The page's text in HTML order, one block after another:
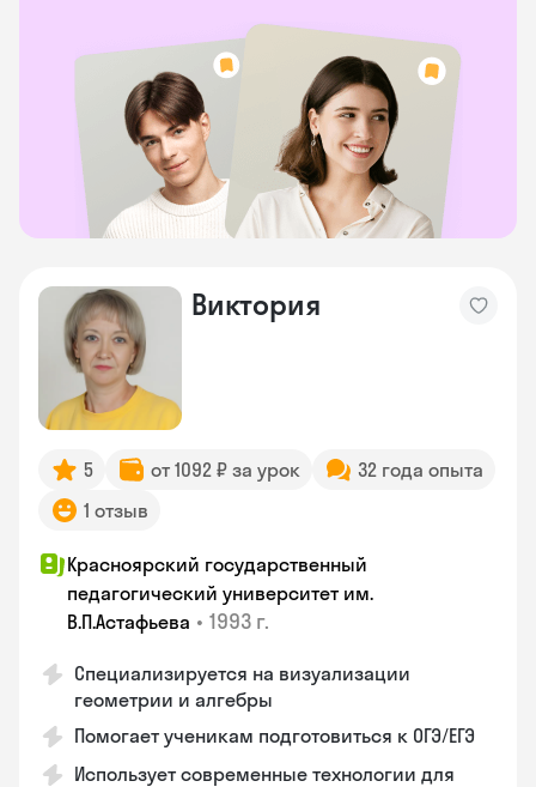
Виктория
5 от 1092 ₽ за урок
32 года опыта
1 отзыв
Красноярский государственный
педагогический университет им.
В.П.Астафьева • 1993 г.
Специализируется на визуализации
геометрии и алгебры
Помогает ученикам подготовиться к ОГЭ/ЕГЭ
Использует современные технологии для